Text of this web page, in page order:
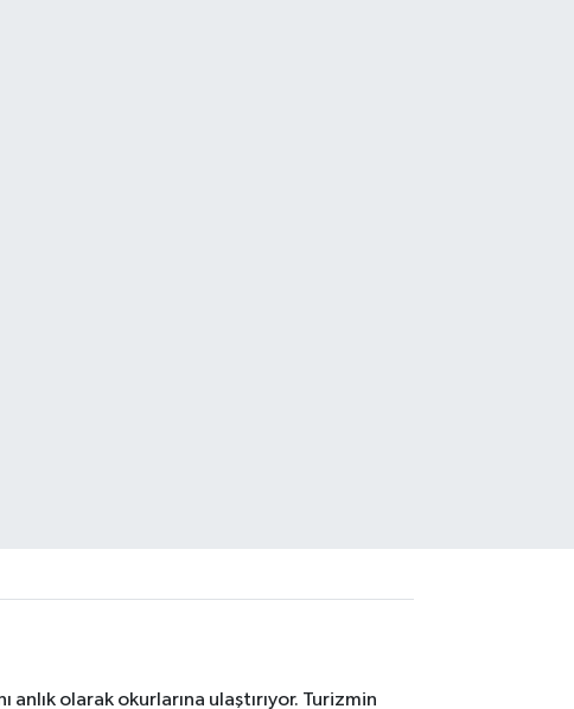
olarak okurlarına ulaştırıyor. Turizmin